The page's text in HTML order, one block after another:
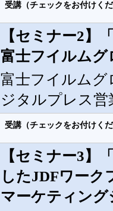
受講（チェックをお付けく
【セミナー2】
富士フイルム
富士フイルム
ジタルプレス営
受講（チェックをお付けく
【セミナー3】
したJDFワーク
マーケティン